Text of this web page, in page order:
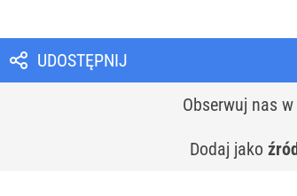
UDOSTĘPNIJ
Obserwuj nas w
Dodaj jako